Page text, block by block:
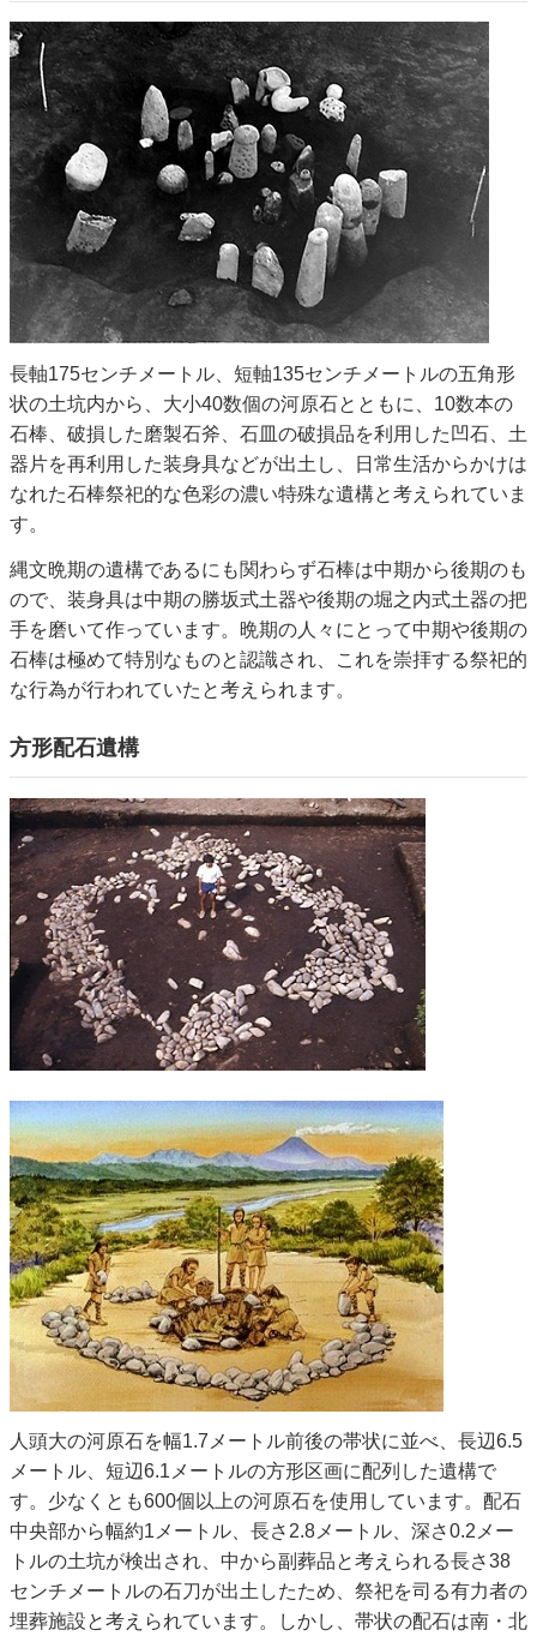
長軸175センチメートル、短軸135センチメートルの五角形
状の土坑内から、大小40数個の河原石とともに、10数本の
石棒、破損した磨製石斧、石皿の破損品を利用した凹石、土
器片を再利用した装身具などが出土し、日常生活からかけは
なれた石棒祭祀的な色彩の濃い特殊な遺構と考えられていま
す。
縄文晩期の遺構であるにも関わらず石棒は中期から後期のも
ので、装身具は中期の勝坂式土器や後期の堀之内式土器の把
手を磨いて作っています。晩期の人々にとって中期や後期の
石棒は極めて特別なものと認識され、これを崇拝する祭祀的
な行為が行われていたと考えられます。
方形配石遺構
人頭大の河原石を幅1.7メートル前後の帯状に並べ、長辺6.5
メートル、短辺6.1メートルの方形区画に配列した遺構で
す。少なくとも600個以上の河原石を使用しています。配石
中央部から幅約1メートル、長さ2.8メートル、深さ0.2メー
トルの土坑が検出され、中から副葬品と考えられる長さ38
センチメートルの石刀が出土したため、祭祀を司る有力者の
埋葬施設と考えられています。しかし、帯状の配石は南・北